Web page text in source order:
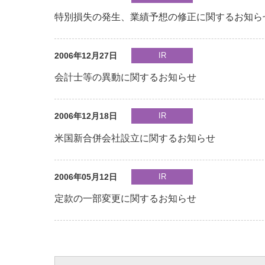
特別損失の発生、業績予想の修正に関するお知ら
2006年12月27日 IR
会計士等の異動に関するお知らせ
2006年12月18日 IR
米国新合併会社設立に関するお知らせ
2006年05月12日 IR
定款の一部変更に関するお知らせ